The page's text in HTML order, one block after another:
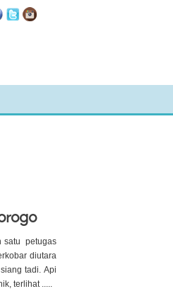
satu petugas
diutara
tadi. Api
terlihat .....